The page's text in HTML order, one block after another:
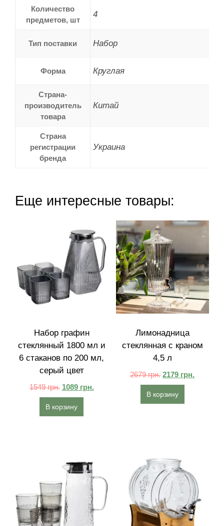
Количество
предметов, шт
4
Тип поставки Набор
Форма Круглая
Страна-
производитель
товара
Китай
Страна
регистрации
бренда
Украина
Еще интересные товары:
Набор графин
стеклянный 1800 мл и
6 стаканов по 200 мл,
серый цвет
1549грн. 1089 грн.
В корзину
Лимонадница
стеклянная с краном
4,5 л
2679грн. 2179 грн.
В корзину